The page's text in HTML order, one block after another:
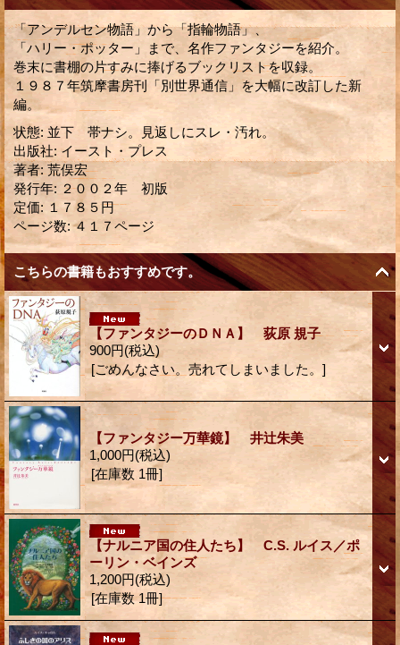
「アンデルセン物語」から「指輪物語」、
「ハリー・ポッター」まで、名作ファンタジーを紹介。
巻末に書棚の片すみに捧げるブックリストを収録。
１９８７年筑摩書房刊「別世界通信」を大幅に改訂した新
編。
状態: 並下 帯ナシ。見返しにスレ・汚れ。
出版社: イースト・プレス
著者: 荒俣宏
発行年: ２００２年 初版
定価: １７８５円
ページ数: ４１７ページ
こちらの書籍もおすすめです。
【ファンタジーのＤＮＡ】 荻原 規子
900円(税込)
[ごめんなさい。売れてしまいました。]
【ファンタジー万華鏡】 井辻朱美
1,000円(税込)
[在庫数 1冊]
【ナルニア国の住人たち】 C.S. ルイス／ポ
ーリン・ベインズ
1,200円(税込)
[在庫数 1冊]